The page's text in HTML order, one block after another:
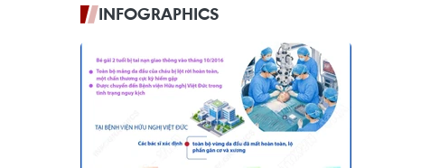
INFOGRAPHICS